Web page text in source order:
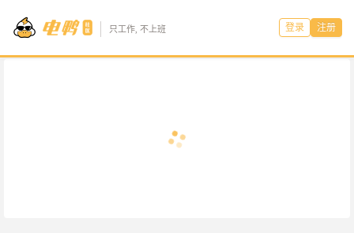
只工作, 不上班 登录 注册